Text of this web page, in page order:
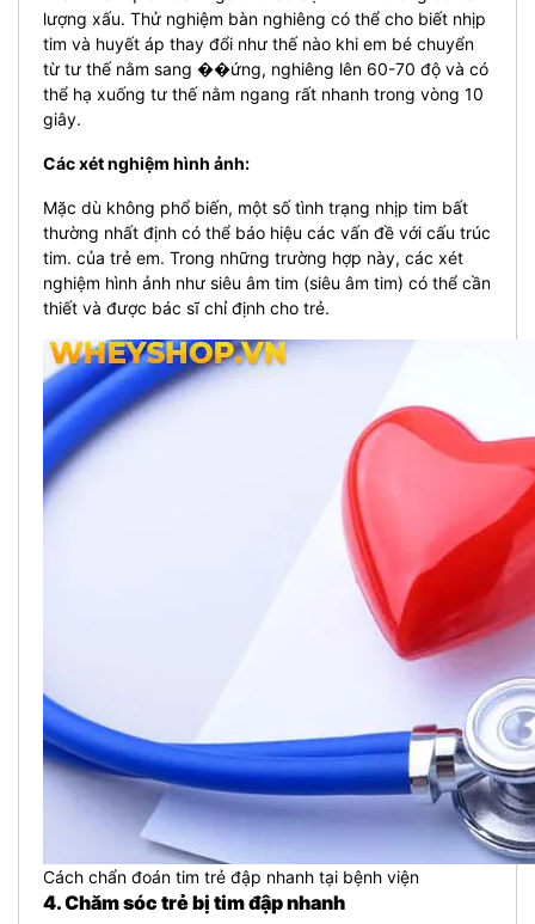
lượng xấu. Thử nghiệm bàn nghiêng có thể cho biết nhịp
tim và huyết áp thay đổi như thế nào khi em bé chuyển
từ tư thế nằm sang ��ứng, nghiêng lên 60-70 độ và có
thể hạ xuống tư thế nằm ngang rất nhanh trong vòng 10
giây.
Các xét nghiệm hình ảnh:
Mặc dù không phổ biến, một số tình trạng nhịp tim bất
thường nhất định có thể báo hiệu các vấn đề với cấu trúc
tim. của trẻ em. Trong những trường hợp này, các xét
nghiệm hình ảnh như siêu âm tim (siêu âm tim) có thể cần
thiết và được bác sĩ chỉ định cho trẻ.
Cách chẩn đoán tim trẻ đập nhanh tại bệnh viện
4. Chăm sóc trẻ bị tim đập nhanh